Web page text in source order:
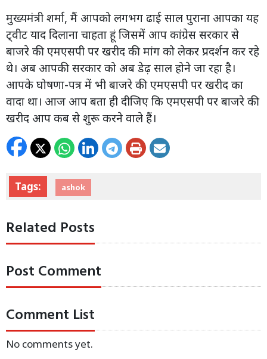
मुख्यमंत्री शर्मा, मैं आपको लगभग ढाई साल पुराना आपका यह
ट्वीट याद दिलाना चाहता हूं जिसमें आप कांग्रेस सरकार से
बाजरे की एमएसपी पर खरीद की मांग को लेकर प्रदर्शन कर रहे
थे। अब आपकी सरकार को अब डेढ़ साल होने जा रहा है।
आपके घोषणा-पत्र में भी बाजरे की एमएसपी पर खरीद का
वादा था। आज आप बता ही दीजिए कि एमएसपी पर बाजरे की
खरीद आप कब से शुरू करने वाले हैं।
Tags: ashok
Related Posts
Post Comment
Comment List
No comments yet.